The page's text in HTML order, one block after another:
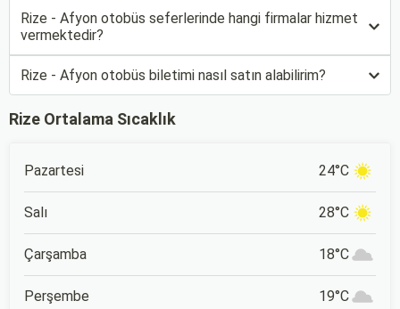
Rize - Afyon otobüs seferlerinde hangi firmalar hizmet
vermektedir?
Rize - Afyon otobüs biletimi nasıl satın alabilirim?
Rize Ortalama Sıcaklık
Pazartesi 24°C
Salı 28°C
Çarşamba 18°C
Perşembe 19°C